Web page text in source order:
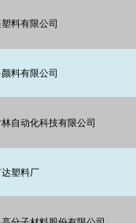
料有限公司
料有限公司
自动化科技有限公司
塑料厂